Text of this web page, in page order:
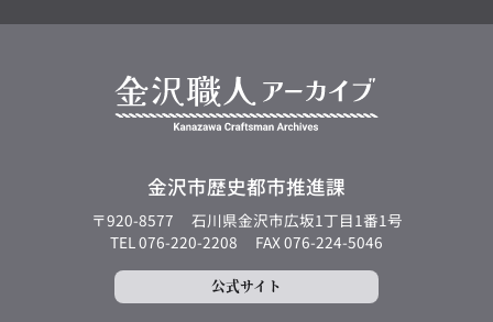
金沢市歴史都市推進課
〒920-8577
石川県金沢市広坂1丁目1番1号
TEL 076-220-2208
FAX 076-224-5046
公式サイト